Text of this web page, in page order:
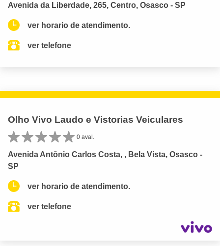
Avenida da Liberdade, 265, Centro, Osasco - SP
ver horario de atendimento.
ver telefone
Olho Vivo Laudo e Vistorias Veiculares
0 aval.
Avenida Antônio Carlos Costa, , Bela Vista, Osasco -
SP
ver horario de atendimento.
ver telefone